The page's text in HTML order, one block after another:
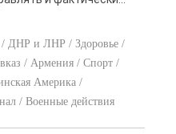
ДНР и ЛНР / Здоровье /
/ Армения / Спорт /
Америка /
/ Военные действия